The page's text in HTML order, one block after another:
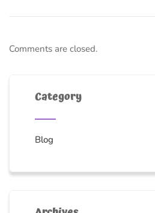
Comments are closed.
Category
Blog